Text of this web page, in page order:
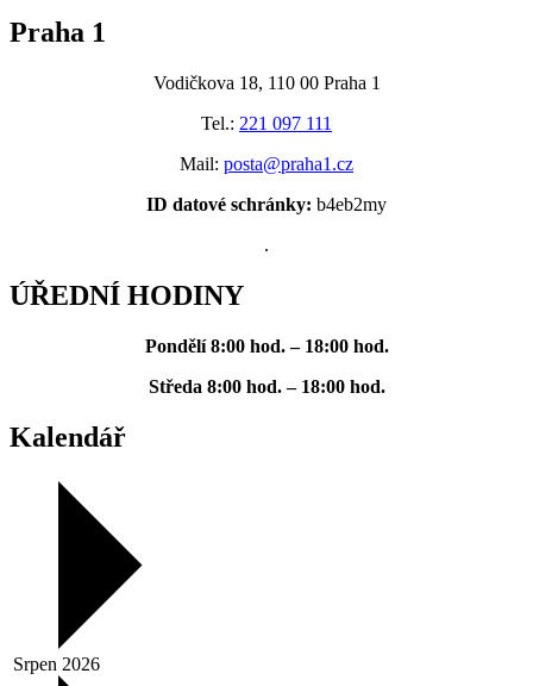
Praha 1
Vodičkova 18, 110 00 Praha 1
Tel.: 221 097 111
Mail: posta@praha1.cz
ID datové schránky: b4eb2my
.
ÚŘEDNÍ HODINY
Pondělí 8:00 hod. – 18:00 hod.
Středa 8:00 hod. – 18:00 hod.
Kalendář
Srpen 2026